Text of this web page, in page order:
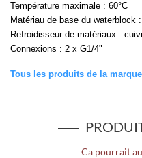
Température maximale : 60°C
Matériau de base du waterblock
Refroidisseur de matériaux :
Connexions : 2 x G1/4"
Tous les produits de la
Ca pourrait